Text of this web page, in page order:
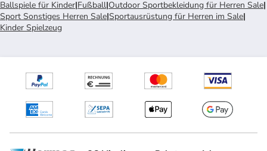
Ballspiele für Kinder|Fußball|Outdoor Sportbekleidung für Herren Sale|
Sport Sonstiges Herren Sale|Sportausrüstung für Herren im Sale|
Kinder Spielzeug